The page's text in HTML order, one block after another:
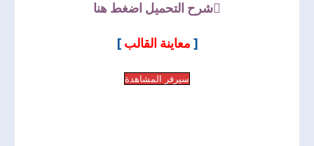
شرح التحميل اضغط هنا
[ معاينة القالب]
سيرفر المشاهدة